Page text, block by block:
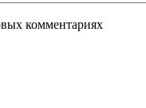
комментариях